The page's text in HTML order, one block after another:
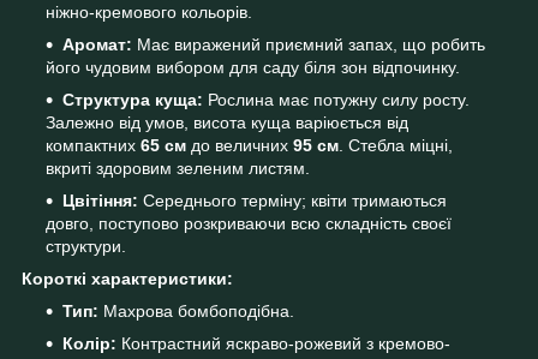
ніжно-кремового кольорів.
Аромат: Має виражений приємний запах, що робить
його чудовим вибором для саду біля зон відпочинку.
Структура куща: Рослина має потужну силу росту.
Залежно від умов, висота куща варіюється від
компактних 65 см до величних 95 см . Стебла міцні,
вкриті здоровим зеленим листям.
Цвітіння: Середнього терміну; квіти тримаються
довго, поступово розкриваючи всю складність своєї
структури.
Короткі характеристики:
Тип: Махрова бомбоподібна.
Колір: Контрастний яскраво-рожевий з кремово-